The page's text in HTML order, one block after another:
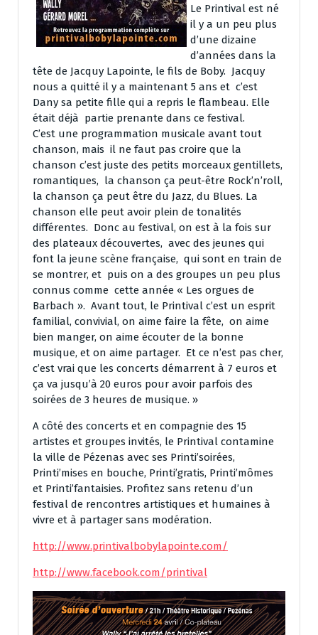
Le Printival est né
il y a un peu plus
d’une dizaine
d’années dans la
tête de Jacquy Lapointe, le fils de Boby. Jacquy
nous a quitté il y a maintenant 5 ans et c’est
Dany sa petite fille qui a repris le flambeau. Elle
était déjà partie prenante dans ce festival.
C’est une programmation musicale avant tout
chanson, mais il ne faut pas croire que la
chanson c’est juste des petits morceaux gentillets,
romantiques, la chanson ça peut-être Rock’n’roll,
la chanson ça peut être du Jazz, du Blues. La
chanson elle peut avoir plein de tonalités
différentes. Donc au festival, on est à la fois sur
des plateaux découvertes, avec des jeunes qui
font la jeune scène française, qui sont en train de
se montrer, et puis on a des groupes un peu plus
connus comme cette année « Les orgues de
Barbach ». Avant tout, le Printival c’est un esprit
familial, convivial, on aime faire la fête, on aime
bien manger, on aime écouter de la bonne
musique, et on aime partager. Et ce n’est pas cher,
c’est vrai que les concerts démarrent à 7 euros et
ça va jusqu’à 20 euros pour avoir parfois des
soirées de 3 heures de musique. »
A côté des concerts et en compagnie des 15
artistes et groupes invités, le Printival contamine
la ville de Pézenas avec ses Printi’soirées,
Printi’mises en bouche, Printi’gratis, Printi’mômes
et Printi’fantaisies. Profitez sans retenu d’un
festival de rencontres artistiques et humaines à
vivre et à partager sans modération.
http://www.printivalbobylapointe.com/
http://www.facebook.com/printival